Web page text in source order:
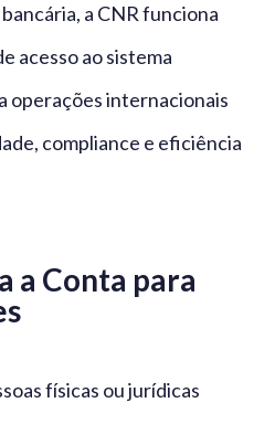
a CNR funciona
acesso ao sistema
operações internacionais
compliance e eficiência
a Conta para
físicas ou jurídicas